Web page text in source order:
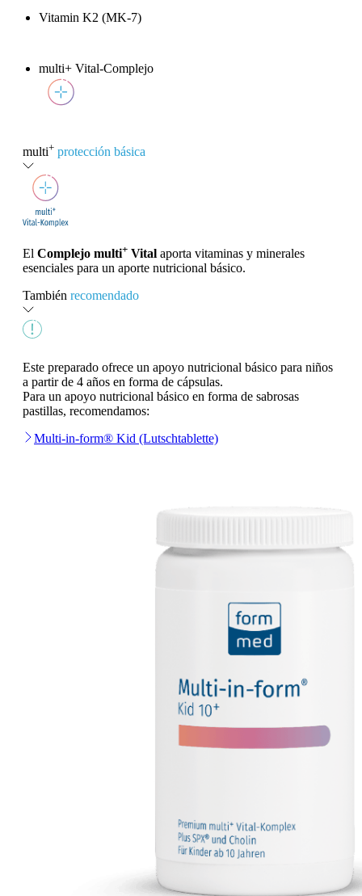
Vitamin K2 (MK-7)
multi+ Vital-Complejo
multi+ protección básica
El Complejo multi+ Vital aporta vitaminas y minerales
esenciales para un aporte nutricional básico.
También recomendado
Este preparado ofrece un apoyo nutricional básico para niños
a partir de 4 años en forma de cápsulas.
Para un apoyo nutricional básico en forma de sabrosas
pastillas, recomendamos:
Multi-in-form® Kid (Lutschtablette)